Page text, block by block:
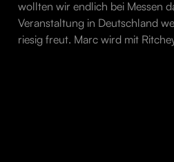
wollten wir endlich bei Messen
Veranstaltung in Deutschland
riesig freut. Marc wird mit